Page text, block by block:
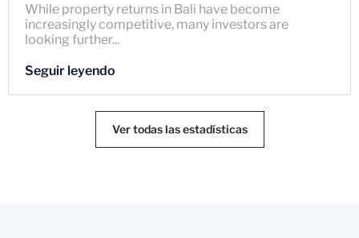
While property returns in Bali have become
increasingly competitive, many investors are
looking further...
Seguir leyendo
Ver todas las estadísticas